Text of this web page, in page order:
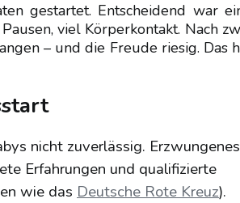
gestartet. Entscheidend war
viel Körperkontakt. Nach
– und die Freude riesig. Das
nicht zuverlässig. Erzwungenes
Erfahrungen und qualifizierte
wie das Deutsche Rote Kreuz).